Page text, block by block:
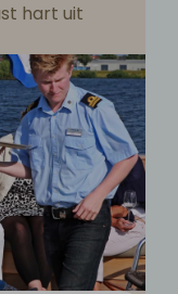
hart uit